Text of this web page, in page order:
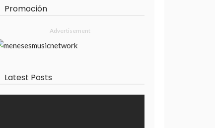
Promoción
Advertisement
Latest Posts